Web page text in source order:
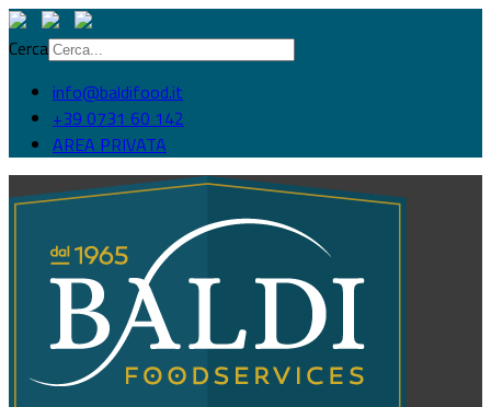
Cerca
info@baldifood.it
+39 0731 60 142
AREA PRIVATA